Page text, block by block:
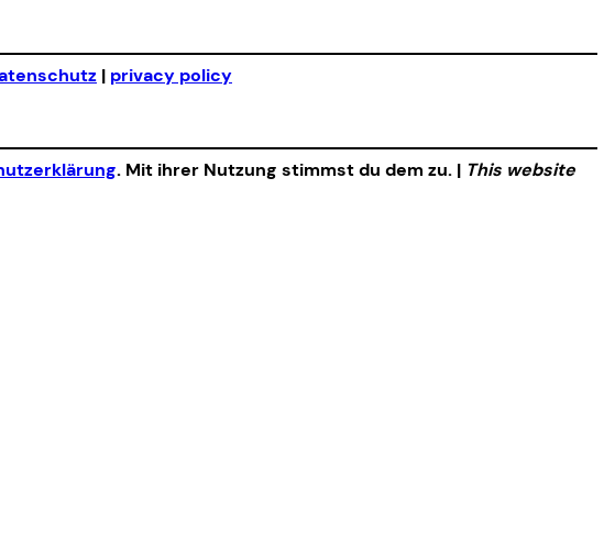
| privacy policy
. Mit ihrer Nutzung stimmst du dem zu. | This website